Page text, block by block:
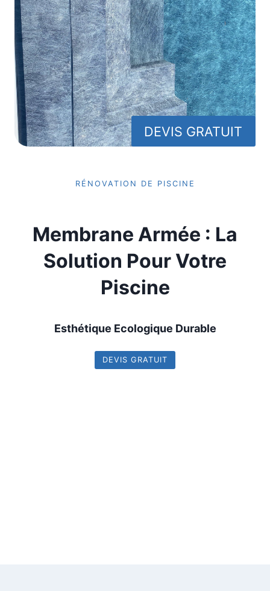
DEVIS GRATUIT
RÉNOVATION DE PISCINE
Membrane Armée : La
Solution Pour Votre
Piscine
Esthétique Ecologique Durable
DEVIS GRATUIT